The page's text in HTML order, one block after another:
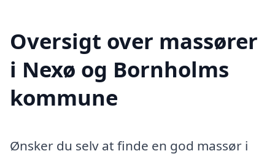
Oversigt over massører
i Nexø og Bornholms
kommune
Ønsker du selv at finde en god massør i